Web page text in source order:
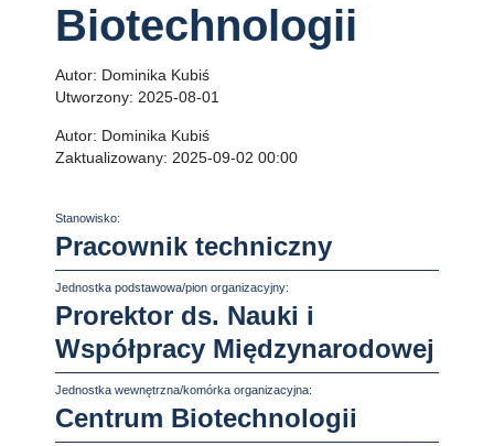
Biotechnologii
Autor: Dominika Kubiś
Utworzony: 2025-08-01
Autor: Dominika Kubiś
Zaktualizowany: 2025-09-02 00:00
Stanowisko:
Pracownik techniczny
Jednostka podstawowa/pion organizacyjny:
Prorektor ds. Nauki i
Współpracy Międzynarodowej
Jednostka wewnętrzna/komórka organizacyjna:
Centrum Biotechnologii